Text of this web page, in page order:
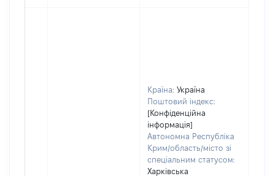
Країна: Україна
Поштовий індекс:
[Конфіденційна
інформація]
Автономна Республіка
Крим/область/місто зі
спеціальним статусом:
Харківська